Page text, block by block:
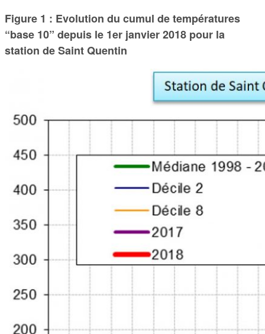
Figure 1 : Evolution du cumul de températures
“base 10” depuis le 1er janvier 2018 pour la
station de Saint Quentin